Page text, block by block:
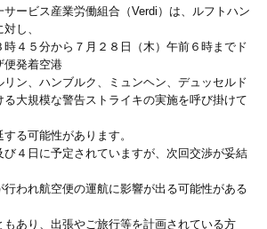
ービス産業労働組合（Verdi）は、ルフトハン
し、
時４５分から７月２８日（木）午前６時までド
便発着空港
リン、ハンブルク、ミュンヘン、デュッセルド
大規模な警告ストライキの実施を呼び掛けて
る可能性があります。
４日に予定されていますが、次回交渉が妥結
われ航空便の運航に影響が出る可能性がある
あり、出張やご旅行等を計画されている方